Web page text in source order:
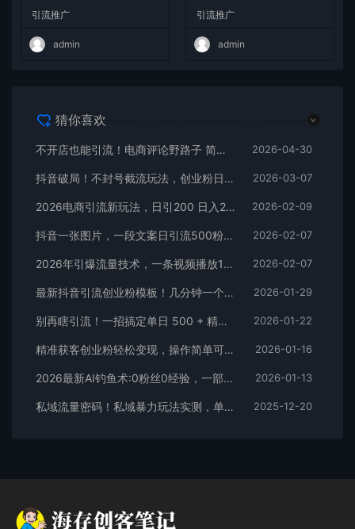
引流推广
admin
引流推广
admin
猜你喜欢
不开店也能引流！电商评论野路子 简单粗暴 有手就能做 2026-04-30
抖音破局！不封号截流玩法，创业粉日涨 200 + 实操指南 2026-03-07
2026电商引流新玩法，日引200 日入2500+ 2026-02-09
抖音一张图片，一段文案日引流500粉，新手小白，轻松上手 2026-02-07
2026年引爆流量技术，一条视频播放100W＋，无脑发，小白轻松上手 2026-02-07
最新抖音引流创业粉模板！几分钟一个视频，非常暴力，小白直接可上手操作！ 2026-01-29
别再瞎引流！一招搞定单日 500 + 精准粉，微信直接爆仓 2026-01-22
精准获客创业粉轻松变现，操作简单可放大，单日轻松3000+ 2026-01-16
2026最新AI钓鱼术:0粉丝0经验，一部手机就能开启赚钱模式 2026-01-13
私域流量密码！私域暴力玩法实测，单日 500 + 精准粉直接加满 2025-12-20